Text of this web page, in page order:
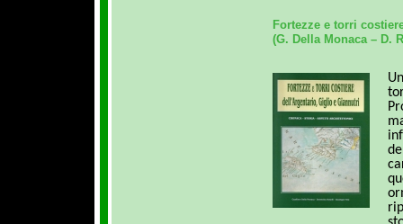
Fortezze e torri
(G. Della Monaca – D.